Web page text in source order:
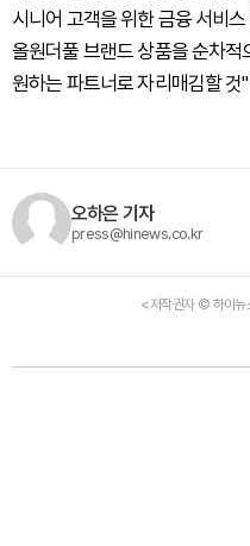
시니어 고객을 위한 금융 서비
올원더풀 브랜드 상품을 순차적
원하는 파트너로 자리매김할 것
오하은 기자
press@hinews.co.kr
<저작권자 © 하이뉴